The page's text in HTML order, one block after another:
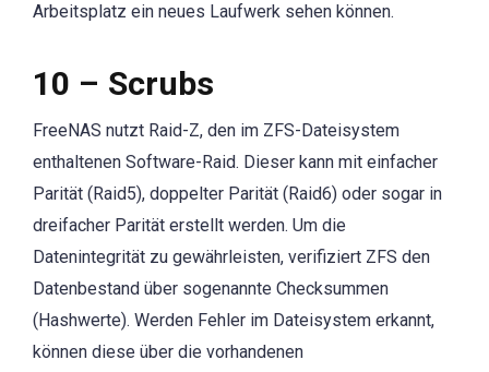
Arbeitsplatz ein neues Laufwerk sehen können.
10 – Scrubs
FreeNAS nutzt Raid-Z, den im ZFS-Dateisystem
enthaltenen Software-Raid. Dieser kann mit einfacher
Parität (Raid5), doppelter Parität (Raid6) oder sogar in
dreifacher Parität erstellt werden. Um die
Datenintegrität zu gewährleisten, verifiziert ZFS den
Datenbestand über sogenannte Checksummen
(Hashwerte). Werden Fehler im Dateisystem erkannt,
können diese über die vorhandenen